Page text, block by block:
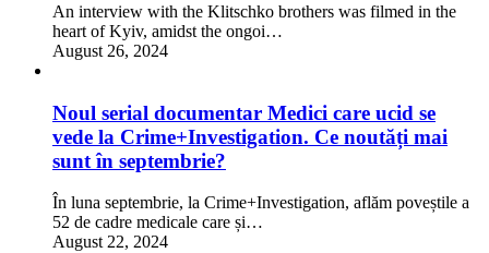
An interview with the Klitschko brothers was filmed in the
heart of Kyiv, amidst the ongoi…
August 26, 2024
Noul serial documentar Medici care ucid se
vede la Crime+Investigation. Ce noutăți mai
sunt în septembrie?
În luna septembrie, la Crime+Investigation, aflăm poveștile a
52 de cadre medicale care și…
August 22, 2024